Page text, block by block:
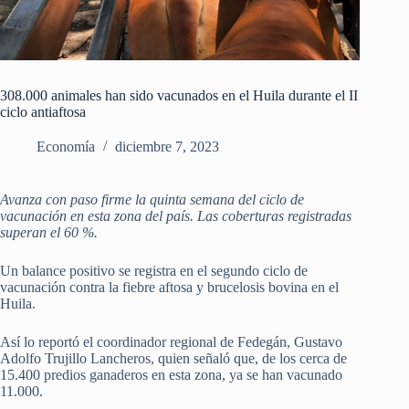
308.000 animales han sido vacunados en el Huila durante el II
ciclo antiaftosa
Economía diciembre 7, 2023
Avanza con paso firme la quinta semana del ciclo de
vacunación en esta zona del país. Las coberturas registradas
superan el 60 %.
Un balance positivo se registra en el segundo ciclo de
vacunación contra la fiebre aftosa y brucelosis bovina en el
Huila.
Así lo reportó el coordinador regional de Fedegán, Gustavo
Adolfo Trujillo Lancheros, quien señaló que, de los cerca de
15.400 predios ganaderos en esta zona, ya se han vacunado
11.000.